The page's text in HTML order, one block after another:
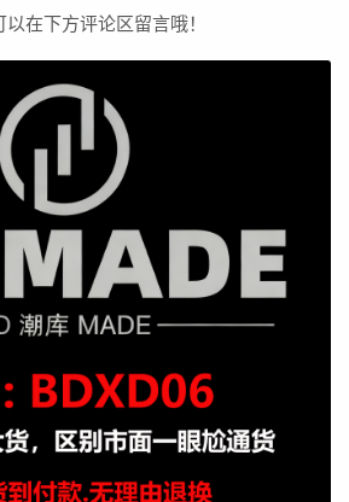
在下方评论区留言哦！